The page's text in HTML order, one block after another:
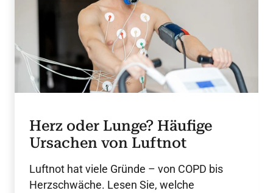
Herz oder Lunge? Häufige
Ursachen von Luftnot
Luftnot hat viele Gründe – von COPD bis
Herzschwäche. Lesen Sie, welche